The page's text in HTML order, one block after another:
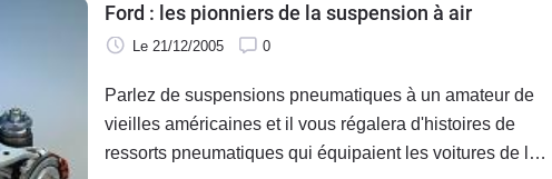
Ford : les pionniers de la suspension à air
Le 21/12/2005 0
Parlez de suspensions pneumatiques à un amateur de
vieilles américaines et il vous régalera d'histoires de
ressorts pneumatiques qui équipaient les voitures de la